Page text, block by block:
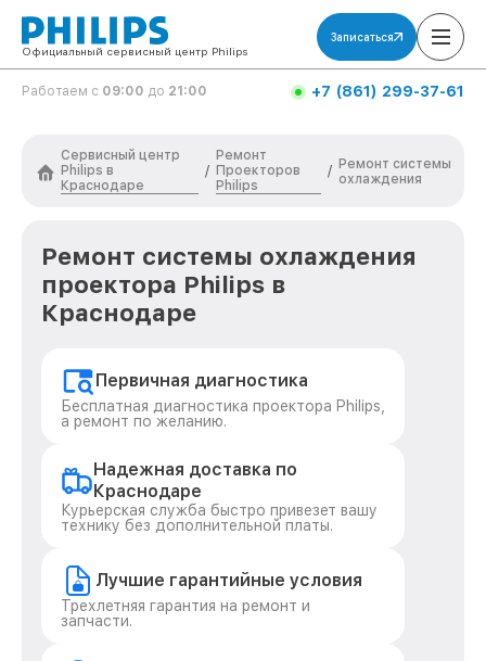
Официальный сервисный центр Philips
Записаться
Работаем с 09:00 до 21:00 +7 (861) 299-37-61
Сервисный центр
Philips в
Краснодаре
/
Ремонт
Проекторов
Philips
/ Ремонт системы
охлаждения
Ремонт системы охлаждения
проектора Philips в
Краснодаре
Первичная диагностика
Бесплатная диагностика проектора Philips,
а ремонт по желанию.
Надежная доставка по
Краснодаре
Курьерская служба быстро привезет вашу
технику без дополнительной платы.
Лучшие гарантийные условия
Трехлетняя гарантия на ремонт и
запчасти.